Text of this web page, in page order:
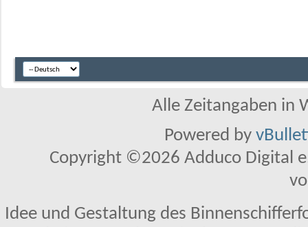
Alle Zeitangaben in
Powered by
Copyright ©2026 Adduco Digital
Idee und Gestaltung des